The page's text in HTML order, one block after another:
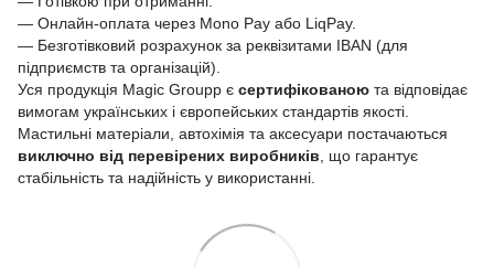
— Онлайн-оплата через Mono Pay або LiqPay.
— Безготівковий розрахунок за реквізитами IBAN (для
підприємств та організацій).
Уся продукція Magic Groupp є сертифікованою та відповідає
вимогам українських і європейських стандартів якості.
Мастильні матеріали, автохімія та аксесуари постачаються
виключно від перевірених виробників , що гарантує
стабільність та надійність у використанні.